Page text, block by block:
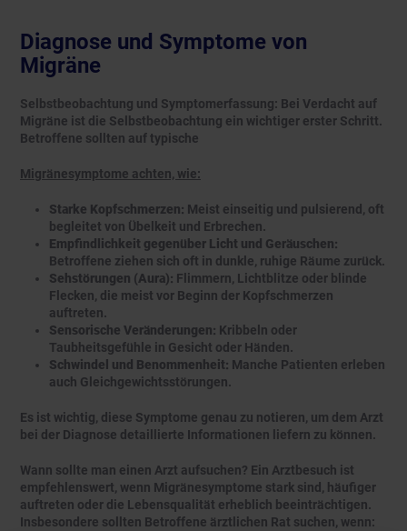
Diagnose und Symptome von
Migräne
Selbstbeobachtung und Symptomerfassung: Bei Verdacht auf
Migräne ist die Selbstbeobachtung ein wichtiger erster Schritt.
Betroffene sollten auf typische
Migränesymptome achten, wie:
Starke Kopfschmerzen: Meist einseitig und pulsierend, oft
begleitet von Übelkeit und Erbrechen.
Empfindlichkeit gegenüber Licht und Geräuschen:
Betroffene ziehen sich oft in dunkle, ruhige Räume zurück.
Sehstörungen (Aura): Flimmern, Lichtblitze oder blinde
Flecken, die meist vor Beginn der Kopfschmerzen
auftreten.
Sensorische Veränderungen: Kribbeln oder
Taubheitsgefühle in Gesicht oder Händen.
Schwindel und Benommenheit: Manche Patienten erleben
auch Gleichgewichtsstörungen.
Es ist wichtig, diese Symptome genau zu notieren, um dem Arzt
bei der Diagnose detaillierte Informationen liefern zu können.
Wann sollte man einen Arzt aufsuchen? Ein Arztbesuch ist
empfehlenswert, wenn Migränesymptome stark sind, häufiger
auftreten oder die Lebensqualität erheblich beeinträchtigen.
Insbesondere sollten Betroffene ärztlichen Rat suchen, wenn: